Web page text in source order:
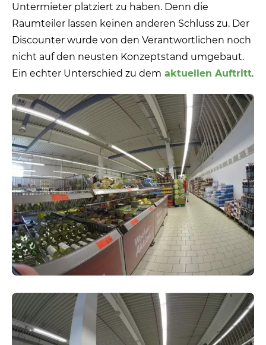
Untermieter platziert zu haben. Denn die
Raumteiler lassen keinen anderen Schluss zu. Der
Discounter wurde von den Verantwortlichen noch
nicht auf den neusten Konzeptstand umgebaut.
Ein echter Unterschied zu dem aktuellen Auftritt.